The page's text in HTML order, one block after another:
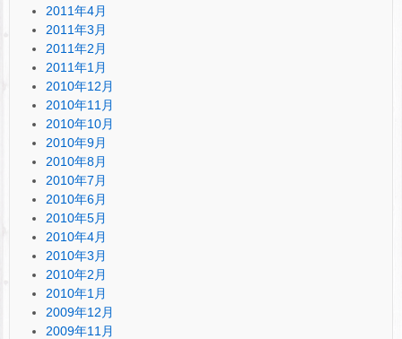
2011年4月
2011年3月
2011年2月
2011年1月
2010年12月
2010年11月
2010年10月
2010年9月
2010年8月
2010年7月
2010年6月
2010年5月
2010年4月
2010年3月
2010年2月
2010年1月
2009年12月
2009年11月